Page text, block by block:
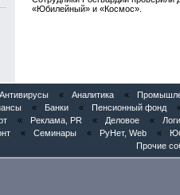
«Юбилейный» и «Космос».
Антивирусы « Аналитика «
« Банки « Пенсионный фонд
« Реклама, PR « Деловое «
« Семинары « РуНет, Web «
Прочие